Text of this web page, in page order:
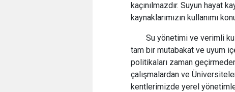
kaçınılmazdır. Suyun hayat
kaynaklarımızın kullanımı
Su yönetimi ve verimli
tam bir mutabakat ve uyum
politikaları zaman
çalışmalardan ve
kentlerimizde yerel